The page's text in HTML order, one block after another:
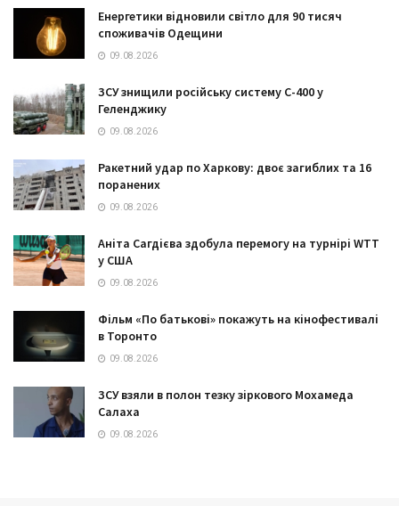
Енергетики відновили світло для 90 тисяч
споживачів Одещини
09.08.2026
ЗСУ знищили російську систему С-400 у
Геленджику
09.08.2026
Ракетний удар по Харкову: двоє загиблих та 16
поранених
09.08.2026
Аніта Сагдієва здобула перемогу на турнірі WTT
у США
09.08.2026
Фільм «По батькові» покажуть на кінофестивалі
в Торонто
09.08.2026
ЗСУ взяли в полон тезку зіркового Мохамеда
Салаха
09.08.2026